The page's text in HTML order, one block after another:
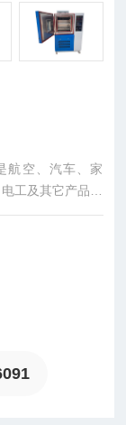
航空、汽车、家
工及其它产品材
后结果及性能。